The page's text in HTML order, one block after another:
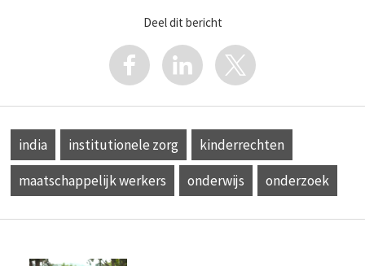
Deel dit bericht
india institutionele zorg
kinderrechten
maatschappelijk werkers
onderwijs onderzoek